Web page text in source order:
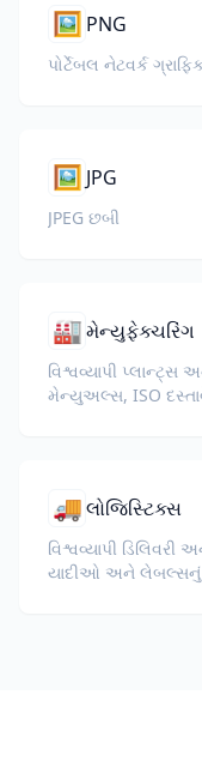
🖼️ PNG
પોર્ટેબલ નેટવર્ક
🖼️ JPG
JPEG છબી
🏭મેન્યુફેક્ચરિંગ
વિશ્વવ્યાપી
મેન્યુઅલ્સ, ISO
🚚લોજિસ્ટિક્સ
વિશ્વવ્યાપી
યાદીઓ અને લેબલ્સનું